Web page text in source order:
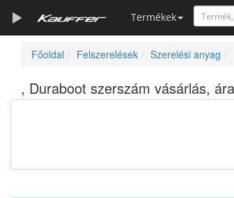
Termékek
Szerszámkatalógus
Kosár
Főoldal Felszerelések Szerelési anyag
, Duraboot szerszám vásárlás,